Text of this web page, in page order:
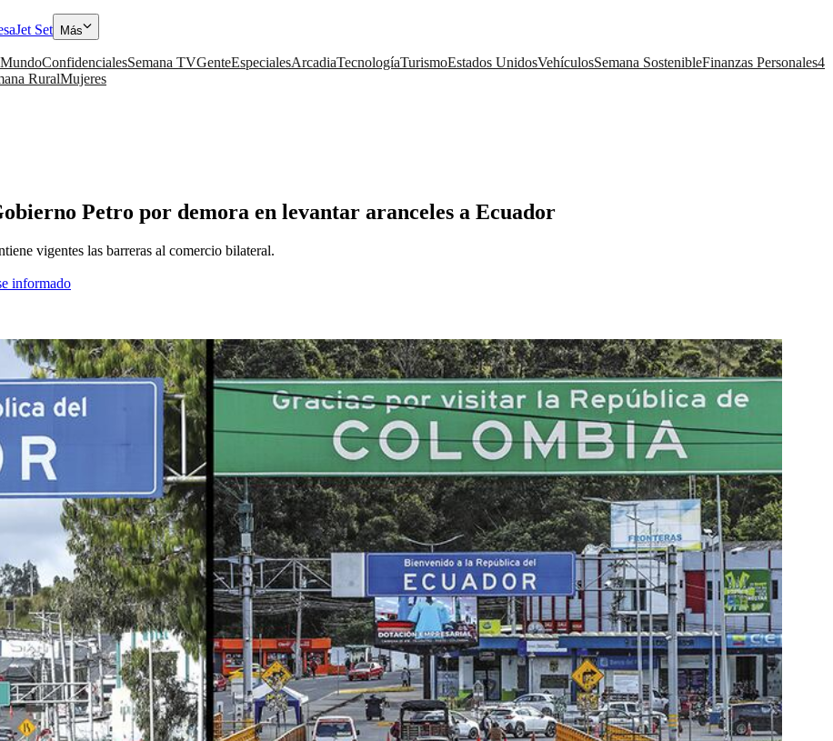
Jet Set Más
MundoConfidencialesSemana TVGenteEspecialesArcadiaTecnologíaTurismoEstados UnidosVehículosSemana SostenibleFinanzas Personales4
RuralMujeres
Petro por demora en levantar aranceles a Ecuador
vigentes las barreras al comercio bilateral.
informado